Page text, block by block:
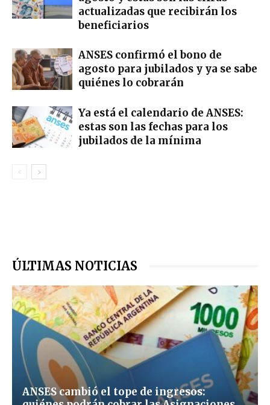
actualizadas que recibirán los
beneficiarios
ANSES confirmó el bono de
agosto para jubilados y ya se sabe
quiénes lo cobrarán
Ya está el calendario de ANSES:
estas son las fechas para los
jubilados de la mínima
ÚLTIMAS NOTICIAS
ANSES cambió el tope de ingresos: